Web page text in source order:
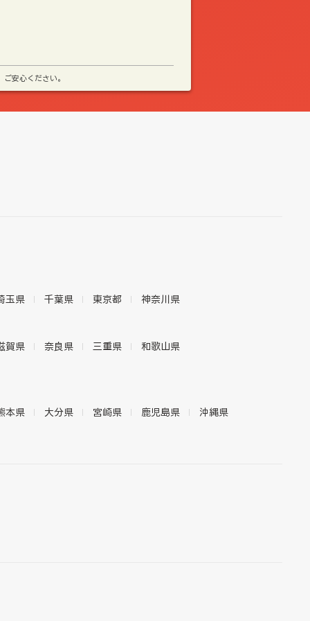
安心ください。
玉県 千葉県 東京都 神奈川県
賀県 奈良県 三重県 和歌山県
本県 大分県 宮崎県 鹿児島県 沖縄県